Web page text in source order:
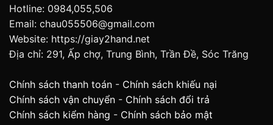
Hotline: 0984,055,506
Email: chau055506@gmail.com
Website: https://giay2hand.net
Địa chỉ: 291, Ấp chợ, Trung Bình, Trần Đề, Sóc Trăng
Chính sách thanh toán - Chính sách khiếu nại
Chính sách vận chuyển - Chính sách đổi trả
Chính sách kiểm hàng - Chính sách bảo mật